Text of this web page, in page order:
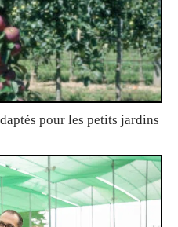
pour les petits jardins